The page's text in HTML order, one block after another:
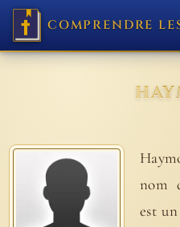
COMPRENDRE
nom
est